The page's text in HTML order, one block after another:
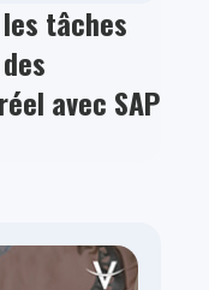
tâches
avec SAP